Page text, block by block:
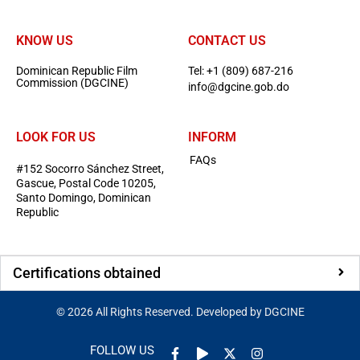
KNOW US
Dominican Republic Film
Commission (DGCINE)
CONTACT US
Tel: +1 (809) 687-216
info@dgcine.gob.do
LOOK FOR US
#152 Socorro Sánchez Street,
Gascue, Postal Code 10205,
Santo Domingo, Dominican
Republic
INFORM
FAQs
Certifications obtained
©2026All Rights Reserved. Developed by DGCINE
FOLLOW US
Facebook-
Play Instagram